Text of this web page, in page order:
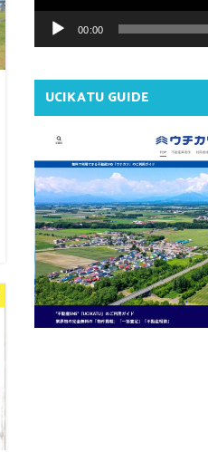
ヤ
00:00
UCIKATU GUIDE